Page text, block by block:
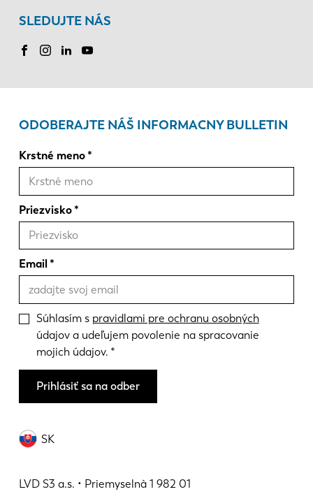
SLEDUJTE NÁS
SK
LVD S3 a.s. • Priemyselnà 1 982 01
ODOBERAJTE NÁŠ INFORMACNY BULLETIN
Krstné meno
Priezvisko
Email
Súhlasím s pravidlami pre ochranu osobných
údajov a udeľujem povolenie na spracovanie
mojich údajov.
Prihlásiť sa na odber